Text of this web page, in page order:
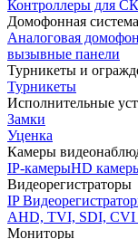
Контроллеры для
Домофонная система
Аналоговая
вызывные панели
Турникеты и
Турникеты
Исполнительные
Замки
Уценка
Камеры
IP-камерыHD
Видеорегистраторы
IP
AHD, TVI, SDI,
Мониторы